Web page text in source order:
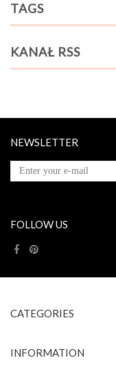
TAGS
KANAŁ RSS
NEWSLETTER
FOLLOW US
CATEGORIES
INFORMATION